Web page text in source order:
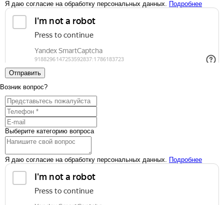
Я даю согласие на обработку персональных данных. Подробнее
Отправить
Возник вопрос?
Выберите категорию вопроса
Я даю согласие на обработку персональных данных. Подробнее